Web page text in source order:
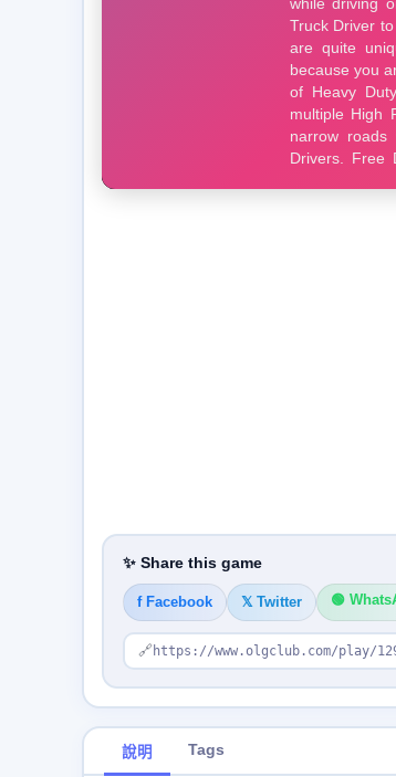
✨ Share this game
f Facebook 𝕏 Twitter 🟢
🔗 https://www.olgclub.com/play/
說明 Tags